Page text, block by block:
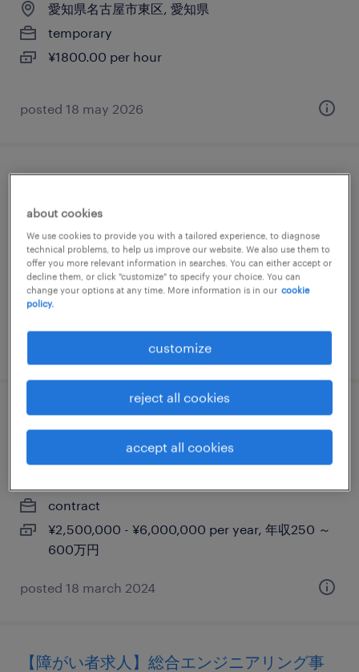
愛知県名古屋市東区, 愛知県
temporary
¥1800.00 per hour
posted 18 may 2026
愛知県名古屋市北区, 愛知県
temporary
¥1500.00 per hour
【障がい者求人】オフィス関連事業／オー
プンポジション（契約社員）（愛知県）
contract
¥2,500,000 - ¥6,000,000 per year, 年収250 ～
600万円
posted 18 march 2024
【障がい者求人】総合エンジニアリング事
about cookies
We use cookies to provide you with a tailored experience, to diagnose
technical problems, to help us improve our website. We also use them to
offer you more relevant information in searches. You can either accept or
decline them, or click "customize" to specify your choice. You can
change your options at any time. More information is in our cookie
policy.
customize
reject all cookies
accept all cookies